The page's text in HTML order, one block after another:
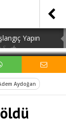
Yapın
Şirket
Düşürün
Calculator
Aydoğan